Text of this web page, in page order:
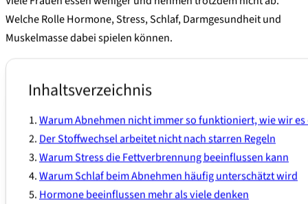
Welche Rolle Hormone, Stress, Schlaf, Darmgesundheit und
Muskelmasse dabei spielen können.
Inhaltsverzeichnis
Warum Abnehmen nicht immer so funktioniert, wie wir
Der Stoffwechsel arbeitet nicht nach starren Regeln
Warum Stress die Fettverbrennung beeinflussen kann
Warum Schlaf beim Abnehmen häufig unterschätzt wird
Hormone beeinflussen mehr als viele denken